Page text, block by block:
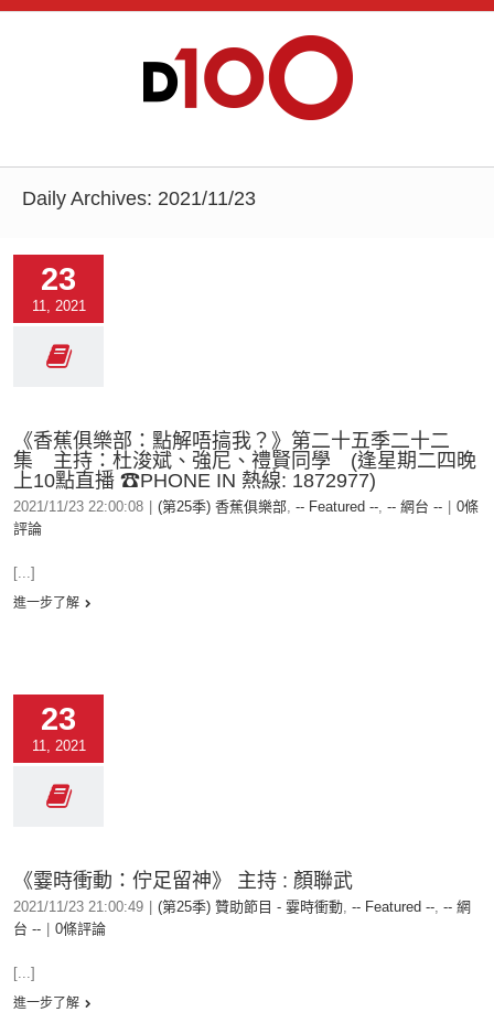
Daily Archives: 2021/11/23
23
11, 2021
《香蕉俱樂部：點解唔搞我？》第二十五季二十二
集 主持：杜浚斌、強尼、禮賢同學 (逢星期二四晚
上10點直播 ☎PHONE IN 熱線: 1872977)
2021/11/23 22:00:08 (第25季) 香蕉俱樂部, -- Featured --, -- 網台 --
0條
評論
[...]
進一步了解
23
11, 2021
《霎時衝動：佇足留神》 主持 : 顏聯武
2021/11/23 21:00:49 (第25季) 贊助節目 - 霎時衝動, -- Featured --, -- 網
台 --
0條評論
[...]
進一步了解